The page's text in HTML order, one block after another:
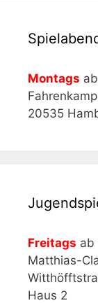
Montags
20535
Freitags ab
Matthias-
Haus 2